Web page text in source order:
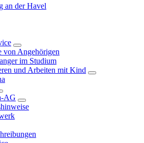
an der Havel
von Angehörigen
im Studium
und Arbeiten mit Kind
AG